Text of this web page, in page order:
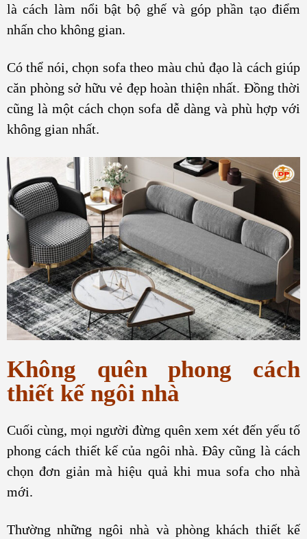
là cách làm nổi bật bộ ghế và góp phần tạo điểm
nhấn cho không gian.
Có thể nói, chọn sofa theo màu chủ đạo là cách giúp
căn phòng sở hữu vẻ đẹp hoàn thiện nhất. Đồng thời
cũng là một cách chọn sofa dễ dàng và phù hợp với
không gian nhất.
Không quên phong cách
thiết kế ngôi nhà
Cuối cùng, mọi người đừng quên xem xét đến yếu tố
phong cách thiết kế của ngôi nhà. Đây cũng là cách
chọn đơn giản mà hiệu quả khi mua sofa cho nhà
mới.
Thường những ngôi nhà và phòng khách thiết kế